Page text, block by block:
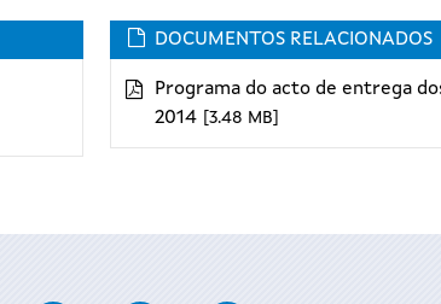
DOCUMENTOS RELACIONADOS
Programa do acto de entrega
2014
3.48 MB